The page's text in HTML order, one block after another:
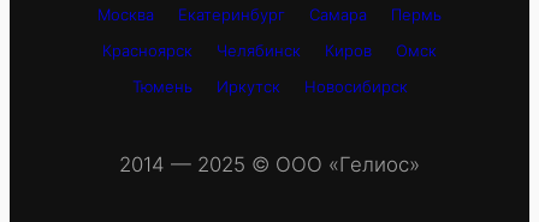
Москва Екатеринбург Самара
Пермь
Красноярск
Челябинск Киров
Омск
Тюмень
Иркутск Новосибирск
2014 — 2025 © OOO «Гелиос»